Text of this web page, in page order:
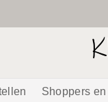
Shoppers